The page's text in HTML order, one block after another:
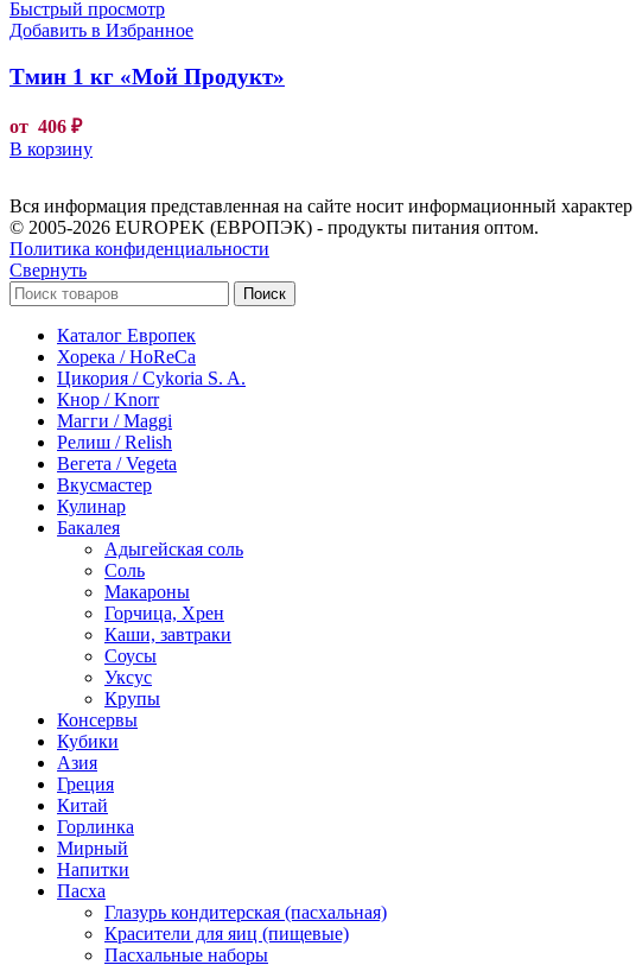
Быстрый просмотр
Добавить в Избранное
Тмин 1 кг «Мой Продукт»
от 406 ₽
В корзину
Вся информация представленная на сайте носит информационный
© 2005-2026 EUROPEK (ЕВРОПЭК) - продукты питания оптом.
Политика конфиденциальности
Свернуть
Поиск
Каталог Европек
Хорека / HoReCa
Цикория / Cykoria S. A.
Кнор / Knorr
Магги / Maggi
Релиш / Relish
Вегета / Vegeta
Вкусмастер
Кулинар
Бакалея
Адыгейская соль
Соль
Макароны
Горчица, Хрен
Каши, завтраки
Соусы
Уксус
Крупы
Консервы
Кубики
Азия
Греция
Китай
Горлинка
Мирный
Напитки
Пасха
Глазурь кондитерская (пасхальная)
Красители для яиц (пищевые)
Пасхальные наборы